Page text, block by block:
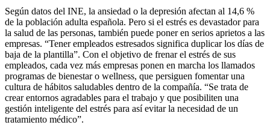
Según datos del INE, la ansiedad o la depresión afectan al 14,6 %
de la población adulta española. Pero si el estrés es devastador para
la salud de las personas, también puede poner en serios aprietos a las
empresas. “Tener empleados estresados significa duplicar los días de
baja de la plantilla”. Con el objetivo de frenar el estrés de sus
empleados, cada vez más empresas ponen en marcha los llamados
programas de bienestar o wellness, que persiguen fomentar una
cultura de hábitos saludables dentro de la compañía. “Se trata de
crear entornos agradables para el trabajo y que posibiliten una
gestión inteligente del estrés para así evitar la necesidad de un
tratamiento médico”.